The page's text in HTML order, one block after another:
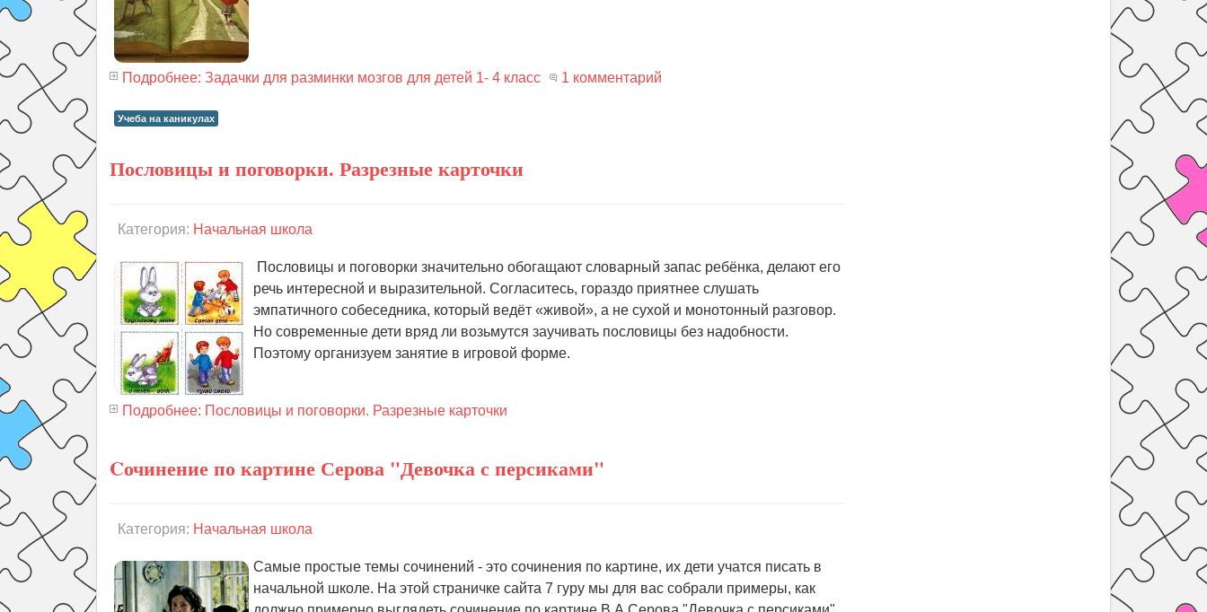
Подробнее: Задачки для разминки мозгов для детей 1- 4 класс 1 комментарий
Учеба на каникулах
Пословицы и поговорки. Разрезные карточки
Категория: Начальная школа
Пословицы и поговорки значительно обогащают словарный запас ребёнка, делают его
речь интересной и выразительной. Согласитесь, гораздо приятнее слушать
эмпатичного собеседника, который ведёт «живой», а не сухой и монотонный разговор.
Но современные дети вряд ли возьмутся заучивать пословицы без надобности.
Поэтому организуем занятие в игровой форме.
Подробнее: Пословицы и поговорки. Разрезные карточки
Cочинение по картине Серова "Девочка с персиками"
Категория: Начальная школа
Самые простые темы сочинений - это сочинения по картине, их дети учатся писать в
начальной школе. На этой страничке сайта 7 гуру мы для вас собрали примеры, как